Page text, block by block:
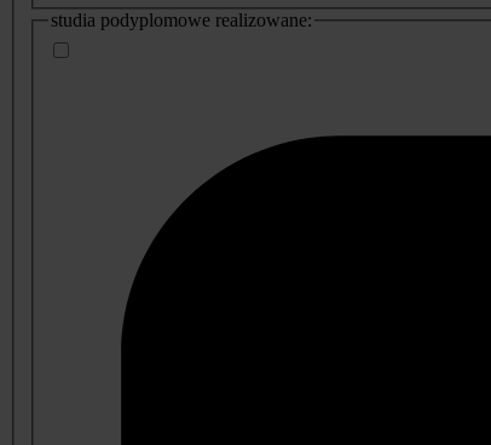
studia podyplomowe realizowane: